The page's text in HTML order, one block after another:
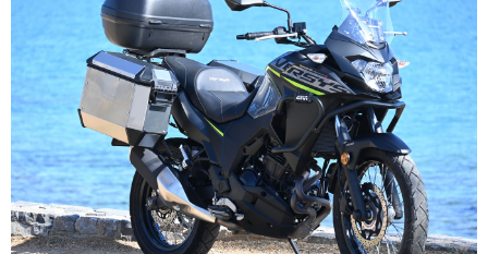
RECENSIONI
TOUR
BLOG